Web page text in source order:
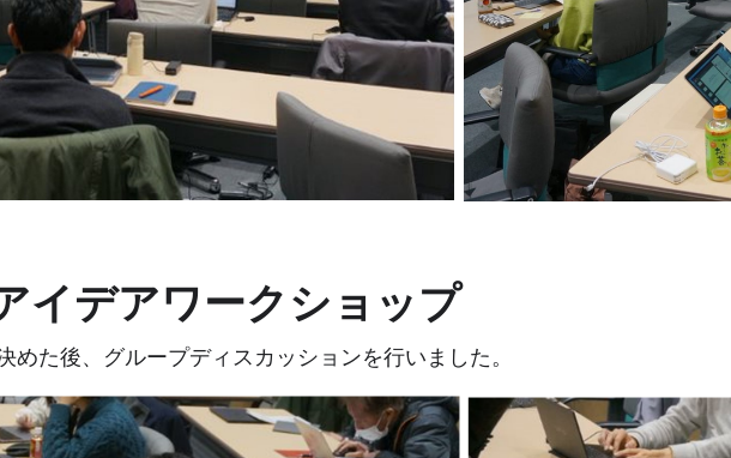
イデアワークショップ
めた後、グループディスカッションを行いました。